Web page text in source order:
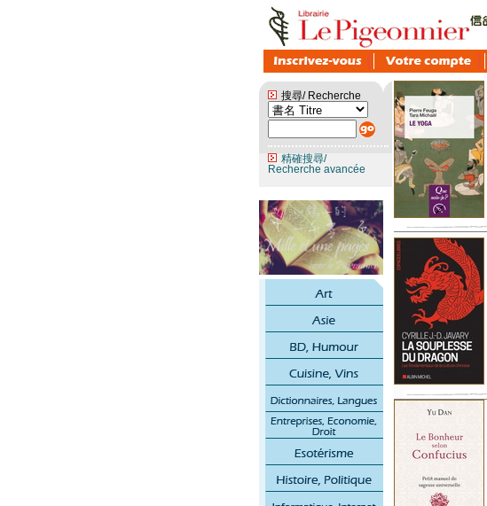
搜尋/ Recherche
精確搜尋/
Recherche avancée